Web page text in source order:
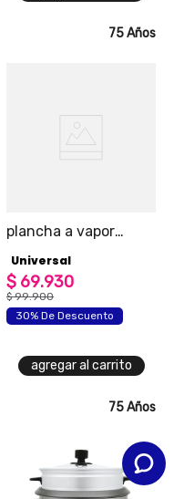
75 Años
plancha a vapor
marca universal
Universal
$ 69.930
$ 99.900
30% De Descuento
agregar al carrito
75 Años